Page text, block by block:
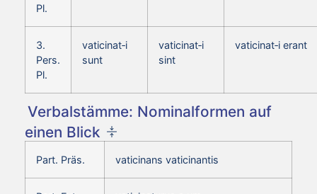
Pl.
3.
Pers.
Pl.
vaticinat‑i
sunt
vaticinat‑i
sint
vaticinat‑i erant
Verbalstämme: Nominalformen auf
einen Blick
Part. Präs. vaticinans vaticinantis